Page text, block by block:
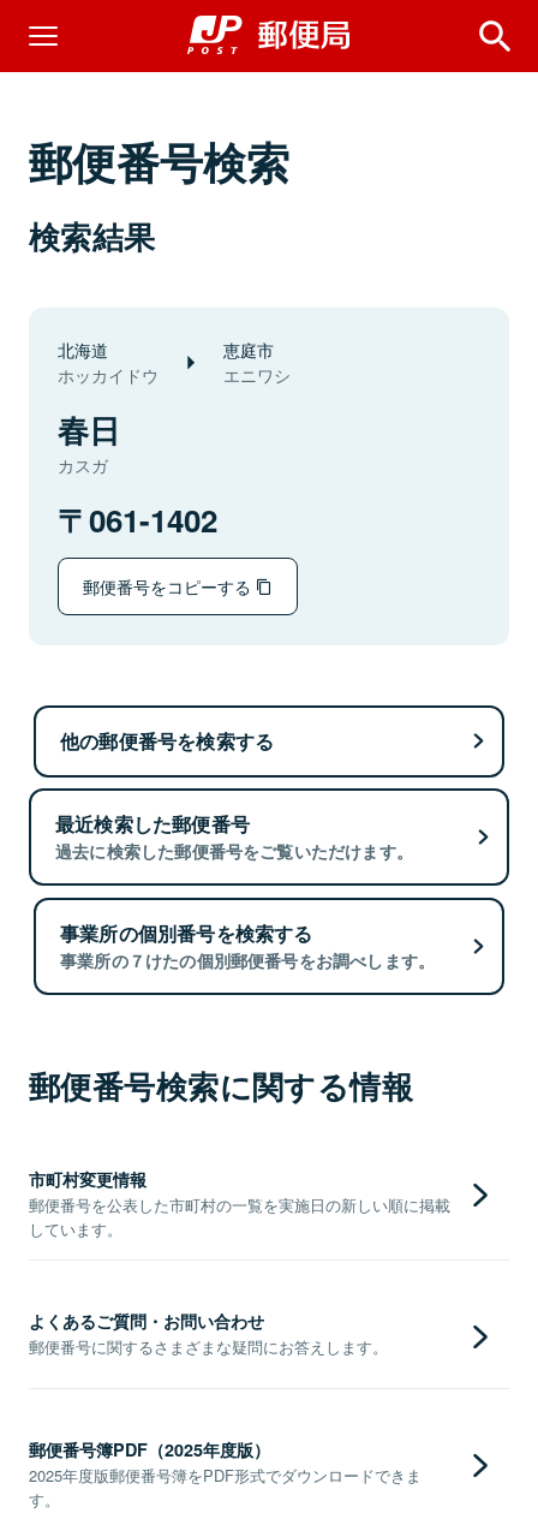
郵便番号検索
検索結果
北海道
ホッカイドウ
恵庭市
エニワシ
春日
カスガ
061-1402
郵便番号をコピーする
他の郵便番号を検索する
最近検索した郵便番号
過去に検索した郵便番号をご覧いただけます。
事業所の個別番号を検索する
事業所の７けたの個別郵便番号をお調べします。
郵便番号検索に関する情報
市町村変更情報
郵便番号を公表した市町村の一覧を実施日の新しい順に掲載
しています。
よくあるご質問・お問い合わせ
郵便番号に関するさまざまな疑問にお答えします。
郵便番号簿PDF（2025年度版）
2025年度版郵便番号簿をPDF形式でダウンロードできま
す。